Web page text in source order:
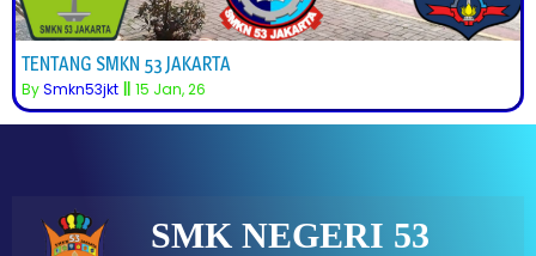
TENTANG SMKN 53 JAKARTA
BySmkn53jkt 15 Jan, 26
SMK NEGERI 53